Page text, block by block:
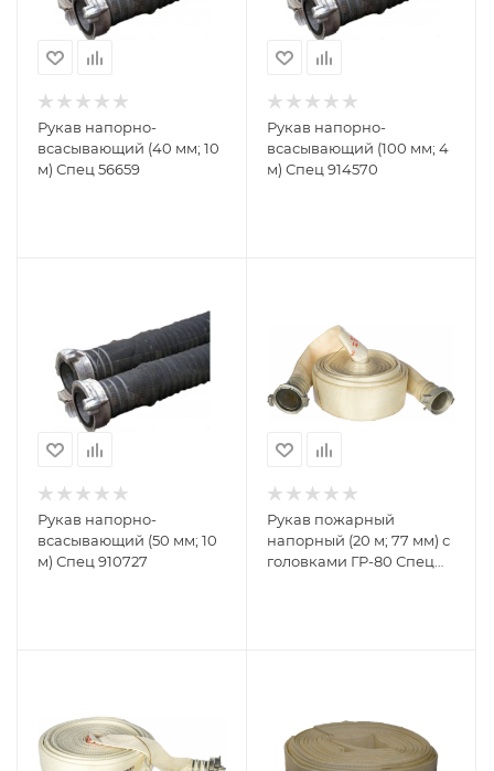
Рукав напорно-
всасывающий (40 мм; 10
м) Спец 56659
Рукав напорно-
всасывающий (100 мм; 4
м) Спец 914570
Рукав напорно-
всасывающий (50 мм; 10
м) Спец 910727
Рукав пожарный
напорный (20 м; 77 мм) с
головками ГР-80 Спец